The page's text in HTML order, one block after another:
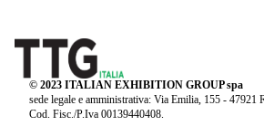
© 2023 ITALIAN EXHIBITION GROUP spa
sede legale e amministrativa: Via Emilia, 155 - 47921
Cod. Fisc./P.Iva 00139440408.